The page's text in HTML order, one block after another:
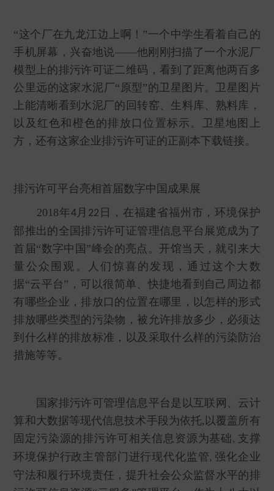
“这个厂在九龙江边上啊！”一个中学生看着自己的
手机屏幕，兴奋地说——他刚刚扫描了一个水泥厂
模型上的排污许可证二维码，看到了距离他两百多
公里远的这家水泥厂“原型”的卫星图片。卫星图片
上能清晰看到水泥厂的回转窑、生料库、熟料库，
以及红色和橙色的排放口位置标示。卫星地图上
方，还有这家企业排污许可证的正副本下载链接。
排污许可平台亮相首届数字中国成果展
2018年4月 22 日，在福建省福州市，环境保护
部推出的全国排污许可证管理信息平台展览成为了
首届“数字中国”峰会的亮点。开馆当天，就引来大
量公众围观。人们惊喜的发现，通过这个大数
据“云平台”，可以很简单、快捷地看到自己周边都
有哪些企业，排放口的位置在哪里，以怎样的形式
排放哪些类型的污染物，被允许排放多少，必须达
到什么样的排放标准，以及采取什么样的污染防治
措施等等。
国家排污许可管理信息平台是以互联网、云计
算和大数据等现代信息技术手段为依托,以覆盖所有
固定污染源的排污许可相关信息资源为基础, 支撑
环境保护行政主管部门进行现代化监管, 强化企业
守法和履行环境责任，提升社会公众监督水平的排